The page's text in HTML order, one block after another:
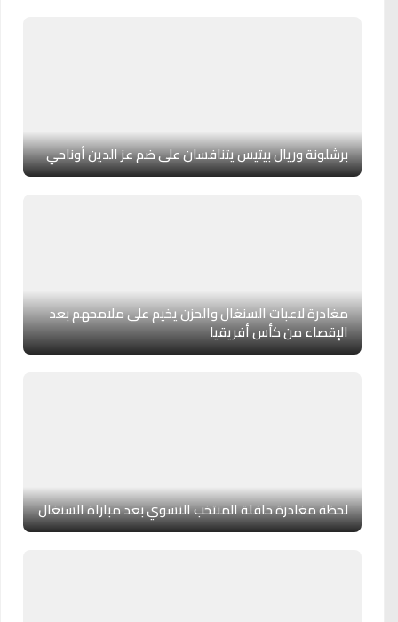
برشلونة وريال بيتيس يتنافسان على ضم عز الدين أوناحي
مغادرة لاعبات السنغال والحزن يخيم على ملامحهم بعد
الإقصاء من كأس أفريقيا
لحظة مغادرة حافلة المنتخب النسوي بعد مباراة السنغال